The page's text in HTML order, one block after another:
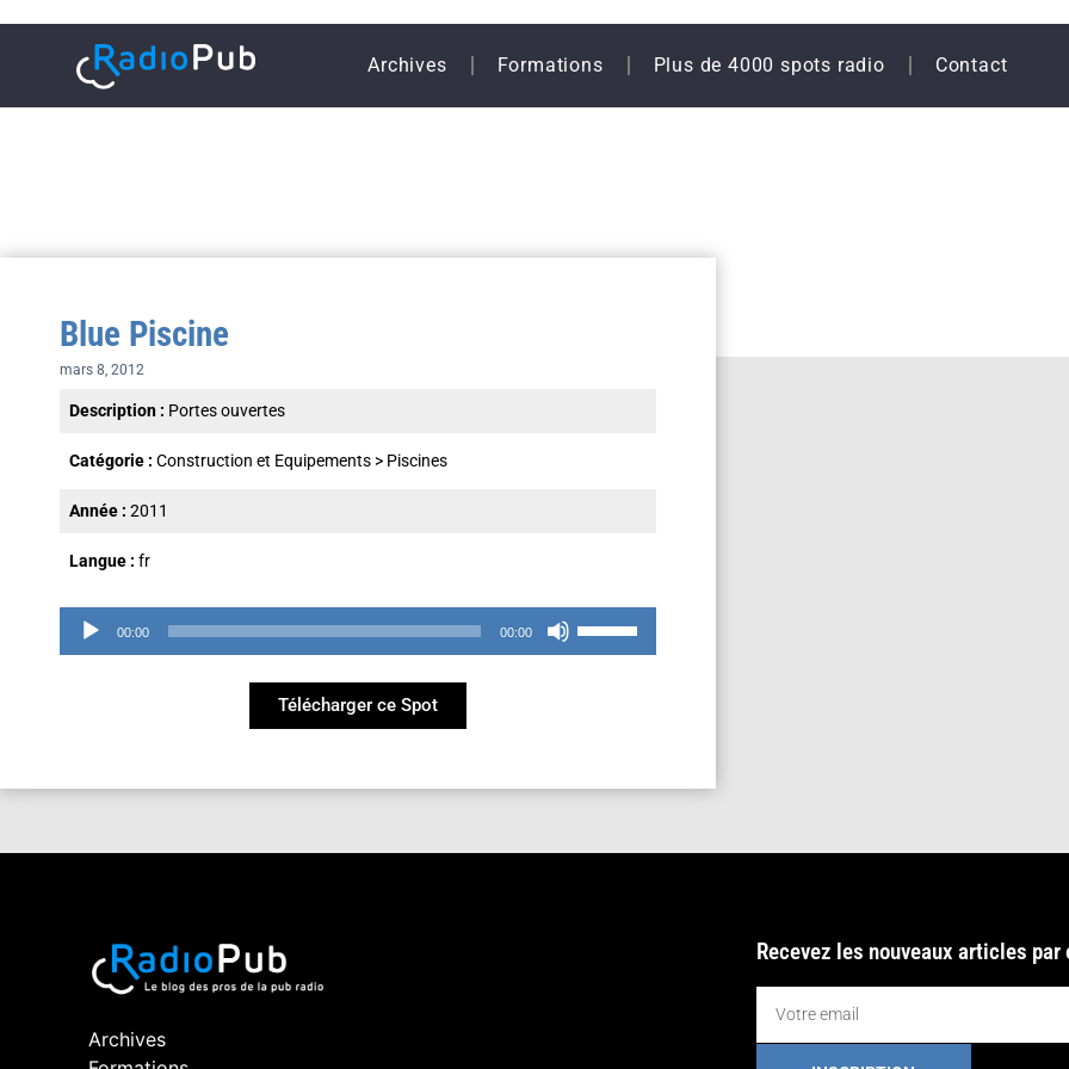
Archives Formations Plus de 4000 spots radio Contact
Blue Piscine
mars 8, 2012
Description : Portes ouvertes
Catégorie : Construction et Equipements > Piscines
Année : 2011
Langue : fr
Lecteur00:00 00:00
ou
le
Télécharger ce Spot
Archives
Recevez les nouveaux articles par